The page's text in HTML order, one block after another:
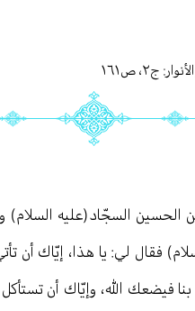
ج٢، ص١٦١
السجّاد(عليه السلام)
فقال لي: يا هذا، إيّاك أن
فيضعك الله، وإيّاك أن